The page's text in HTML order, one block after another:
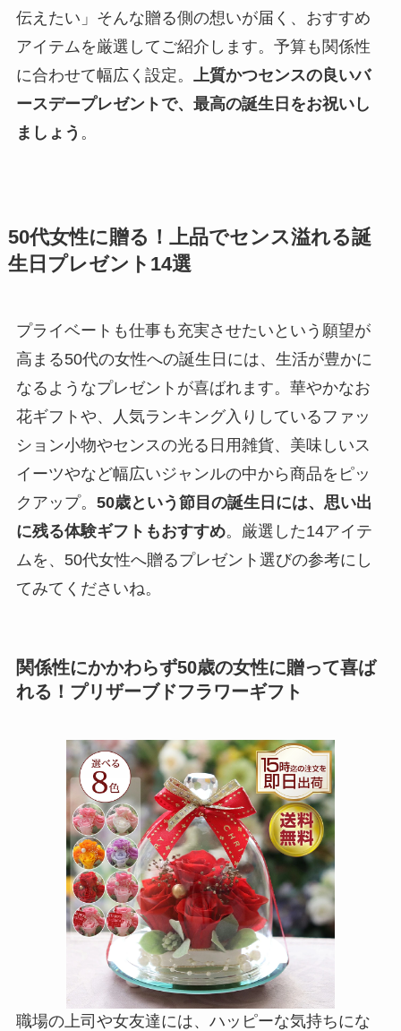
伝えたい」そんな贈る側の想いが届く、おすすめ
アイテムを厳選してご紹介します。予算も関係性
に合わせて幅広く設定。 上質かつセンスの良いバ
ースデープレゼントで、最高の誕生日をお祝いし
ましょう 。
50代女性に贈る！上品でセンス溢れる誕
生日プレゼント14選
プライベートも仕事も充実させたいという願望が
高まる50代の女性への誕生日には、生活が豊かに
なるようなプレゼントが喜ばれます。華やかなお
花ギフトや、人気ランキング入りしているファッ
ション小物やセンスの光る日用雑貨、美味しいス
イーツやなど幅広いジャンルの中から商品をピッ
クアップ。 50歳という節目の誕生日には、思い出
に残る体験ギフトもおすすめ。厳選した14アイテ
ムを、50代女性へ贈るプレゼント選びの参考にし
てみてくださいね。
関係性にかかわらず50歳の女性に贈って喜ば
れる！プリザーブドフラワーギフト
職場の上司や女友達には、ハッピーな気持ちにな